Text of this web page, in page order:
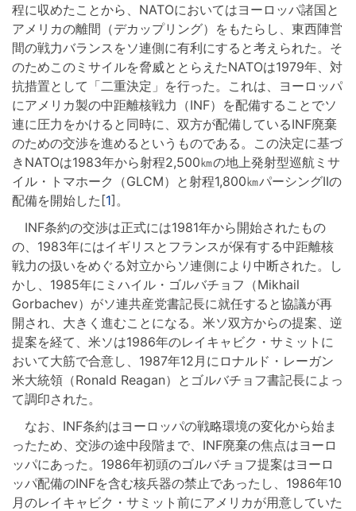
程に収めたことから、NATOにおいてはヨーロッパ諸国と
アメリカの離間（デカップリング）をもたらし、東西陣営
間の戦力バランスをソ連側に有利にすると考えられた。そ
のためこのミサイルを脅威ととらえたNATOは1979年、対
抗措置として「二重決定」を行った。これは、ヨーロッパ
にアメリカ製の中距離核戦力（INF）を配備することでソ
連に圧力をかけると同時に、双方が配備しているINF廃棄
のための交渉を進めるというものである。この決定に基づ
きNATOは1983年から射程2,500㎞の地上発射型巡航ミサ
イル・トマホーク（GLCM）と射程1,800㎞パーシングIIの
配備を開始した[1]。
INF条約の交渉は正式には1981年から開始されたもの
の、1983年にはイギリスとフランスが保有する中距離核
戦力の扱いをめぐる対立からソ連側により中断された。し
かし、1985年にミハイル・ゴルバチョフ（Mikhail
Gorbachev）がソ連共産党書記長に就任すると協議が再
開され、大きく進むことになる。米ソ双方からの提案、逆
提案を経て、米ソは1986年のレイキャビク・サミットに
おいて大筋で合意し、1987年12月にロナルド・レーガン
米大統領（Ronald Reagan）とゴルバチョフ書記長によっ
て調印された。
なお、INF条約はヨーロッパの戦略環境の変化から始ま
ったため、交渉の途中段階まで、INF廃棄の焦点はヨーロ
ッパにあった。1986年初頭のゴルバチョフ提案はヨーロ
ッパ配備のINFを含む核兵器の禁止であったし、1986年10
月のレイキャビク・サミット前にアメリカが用意していた